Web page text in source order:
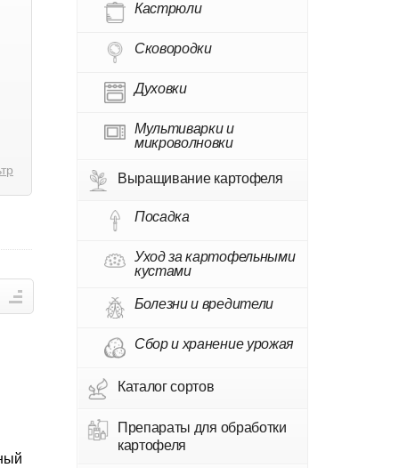
Кастрюли
Сковородки
Духовки
Мультиварки и
микроволновки
Выращивание картофеля
Посадка
Уход за картофельными
кустами
Болезни и вредители
Сбор и хранение урожая
Каталог сортов
Препараты для обработки
картофеля